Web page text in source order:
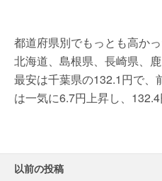
都道府県別でもっとも高か
北海道、島根県、長崎県、
最安は千葉県の132.1円で、
は一気に6.7円上昇し、132.4
以前の投稿